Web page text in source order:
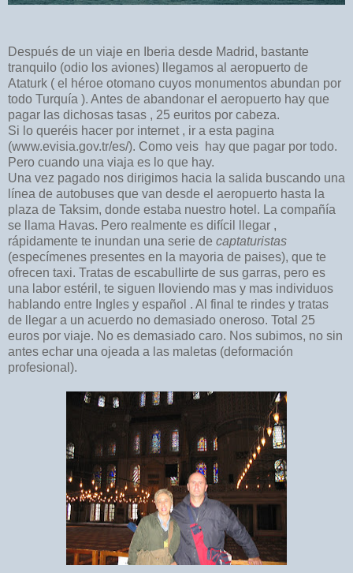
Después de un viaje en Iberia desde Madrid, bastante
tranquilo (odio los aviones) llegamos al aeropuerto de
Ataturk ( el héroe otomano cuyos monumentos abundan por
todo Turquía ). Antes de abandonar el aeropuerto hay que
pagar las dichosas tasas , 25 euritos por cabeza.
Si lo queréis hacer por internet , ir a esta pagina
(www.evisia.gov.tr/es/). Como veis hay que pagar por todo.
Pero cuando una viaja es lo que hay.
Una vez pagado nos dirigimos hacia la salida buscando una
línea de autobuses que van desde el aeropuerto hasta la
plaza de Taksim, donde estaba nuestro hotel. La compañía
se llama Havas. Pero realmente es difícil llegar ,
rápidamente te inundan una serie de captaturistas
(especímenes presentes en la mayoria de paises), que te
ofrecen taxi. Tratas de escabullirte de sus garras, pero es
una labor estéril, te siguen lloviendo mas y mas individuos
hablando entre Ingles y español . Al final te rindes y tratas
de llegar a un acuerdo no demasiado oneroso. Total 25
euros por viaje. No es demasiado caro. Nos subimos, no sin
antes echar una ojeada a las maletas (deformación
profesional).